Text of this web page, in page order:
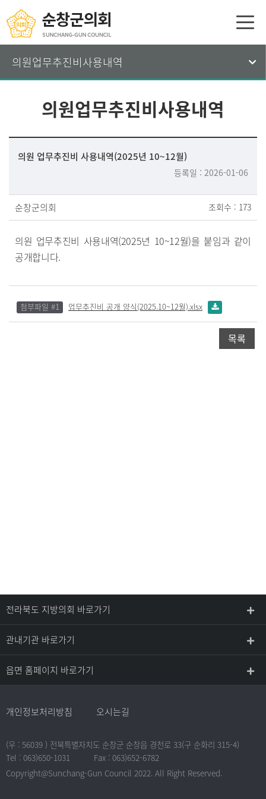
의원업무추진비사용내역
의원업무추진비사용내역
의원 업무추진비 사용내역(2025년 10~12월)
등록일 : 2026-01-06
순창군의회 조회수 : 173
의원 업무추진비 사용내역(2025년 10~12월)을 붙임과 같이
공개합니다.
첨부파일 #1 업무추진비 공개 양식(2025.10~12월).xlsx
목록
전라북도 지방의회 바로가기
관내기관 바로가기
읍면 홈페이지 바로가기
개인정보처리방침 오시는길
(우 : 56039 ) 전북특별자치도 순창군 순창읍 경천로 33(구 순화리 315-4)
Tel : 063)650-1031
Fax : 063)652-6782
Copyright@Sunchang-Gun Council 2022. All Right Reserved.